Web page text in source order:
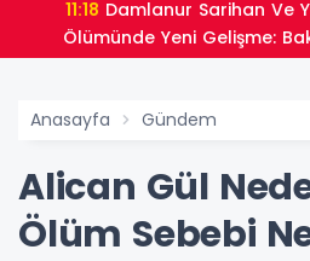
11:18
Ölümünde Yeni Gelişme:
Anasayfa Gündem
Alican Gül
Ölüm Sebebi